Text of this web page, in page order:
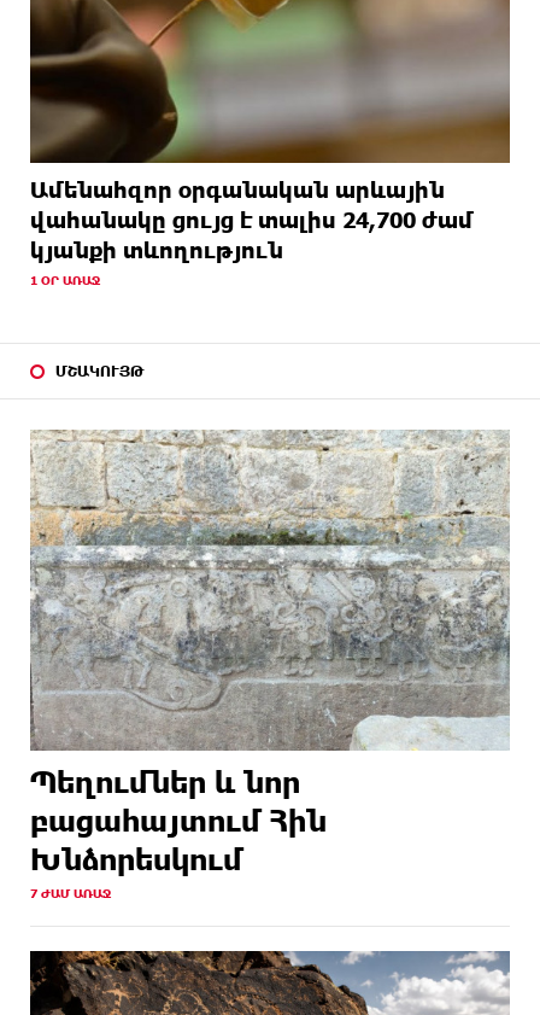
Ամենահզոր օրգանական արևային
վահանակը ցույց է տալիս 24,700 ժամ
կյանքի տևողություն
1 ՕՐ ԱՌԱՋ
ՄՇԱԿՈՒՅԹ
Պեղումներ և նոր
բացահայտում Հին
Խնձորեսկում
7 ԺԱՄ ԱՌԱՋ